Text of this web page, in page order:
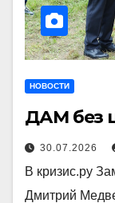
НОВОСТИ
ДАМ без
30.07.2026
В кризис.ру
Дмитрий